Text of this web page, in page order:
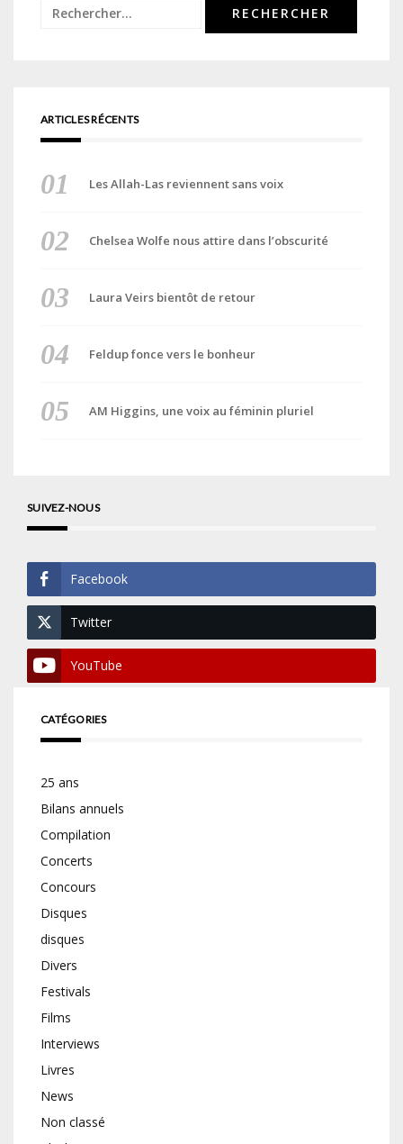
Rechercher :
ARTICLES RÉCENTS
Les Allah-Las reviennent sans voix
Chelsea Wolfe nous attire dans l’obscurité
Laura Veirs bientôt de retour
Feldup fonce vers le bonheur
AM Higgins, une voix au féminin pluriel
SUIVEZ-NOUS
Facebook
Twitter
YouTube
CATÉGORIES
25 ans
Bilans annuels
Compilation
Concerts
Concours
Disques
disques
Divers
Festivals
Films
Interviews
Livres
News
Non classé